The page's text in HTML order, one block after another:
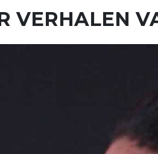
VERHALEN